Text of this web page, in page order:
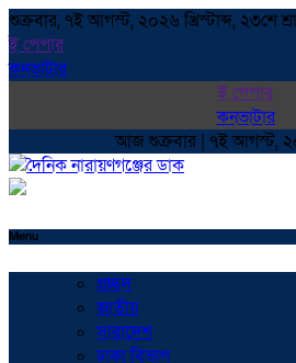
শুক্রবার, ৭ই আগস্ট, ২০২৬ খ্রিস্টাব্দ, ২৩শে
ই পেপার
কনভাটার
ই পেপার
কনভাটার
আজ শুক্রবার | ৭ই আগস্ট,
Menu
প্রচ্ছদ
জাতীয়
সারাদেশ
ঢাকা বিভাগ